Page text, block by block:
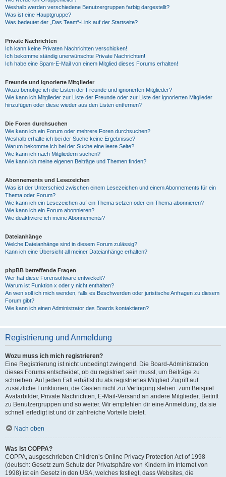
Weshalb werden verschiedene Benutzergruppen farbig dargestellt?
Was ist eine Hauptgruppe?
Was bedeutet der „Das Team“-Link auf der Startseite?
Private Nachrichten
Ich kann keine Privaten Nachrichten verschicken!
Ich bekomme ständig unerwünschte Private Nachrichten!
Ich habe eine Spam-E-Mail von einem Mitglied dieses Forums erhalten!
Freunde und ignorierte Mitglieder
Wozu benötige ich die Listen der Freunde und ignorierten Mitglieder?
Wie kann ich Mitglieder zur Liste der Freunde oder zur Liste der ignorierten Mitglieder
hinzufügen oder diese wieder aus den Listen entfernen?
Die Foren durchsuchen
Wie kann ich ein Forum oder mehrere Foren durchsuchen?
Weshalb erhalte ich bei der Suche keine Ergebnisse?
Warum bekomme ich bei der Suche eine leere Seite?
Wie kann ich nach Mitgliedern suchen?
Wie kann ich meine eigenen Beiträge und Themen finden?
Abonnements und Lesezeichen
Was ist der Unterschied zwischen einem Lesezeichen und einem Abonnements für ein
Thema oder Forum?
Wie kann ich ein Lesezeichen auf ein Thema setzen oder ein Thema abonnieren?
Wie kann ich ein Forum abonnieren?
Wie deaktiviere ich meine Abonnements?
Dateianhänge
Welche Dateianhänge sind in diesem Forum zulässig?
Kann ich eine Übersicht all meiner Dateianhänge erhalten?
phpBB betreffende Fragen
Wer hat diese Forensoftware entwickelt?
Warum ist Funktion x oder y nicht enthalten?
An wen soll ich mich wenden, falls es Beschwerden oder juristische Anfragen zu diesem
Forum gibt?
Wie kann ich einen Administrator des Boards kontaktieren?
Registrierung und Anmeldung
Wozu muss ich mich registrieren?
Eine Registrierung ist nicht unbedingt zwingend. Die Board-Administration
dieses Forums entscheidet, ob du registriert sein musst, um Beiträge zu
schreiben. Auf jeden Fall erhältst du als registriertes Mitglied Zugriff auf
zusätzliche Funktionen, die Gästen nicht zur Verfügung stehen: zum Beispiel
Avatarbilder, Private Nachrichten, E-Mail-Versand an andere Mitglieder, Beitritt
zu Benutzergruppen und so weiter. Wir empfehlen dir eine Anmeldung, da sie
schnell erledigt ist und dir zahlreiche Vorteile bietet.
Nach oben
Was ist COPPA?
COPPA, ausgeschrieben Children’s Online Privacy Protection Act of 1998
(deutsch: Gesetz zum Schutz der Privatsphäre von Kindern im Internet von
1998) ist ein Gesetz in den USA, welches festlegt, dass Websites, die